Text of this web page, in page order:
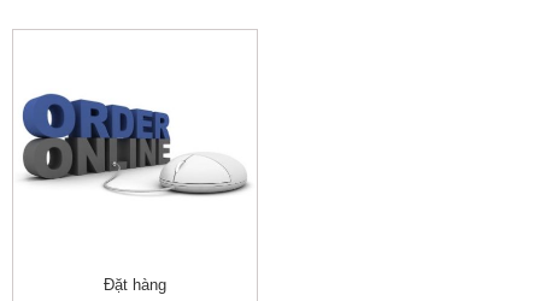
Đặt hàng